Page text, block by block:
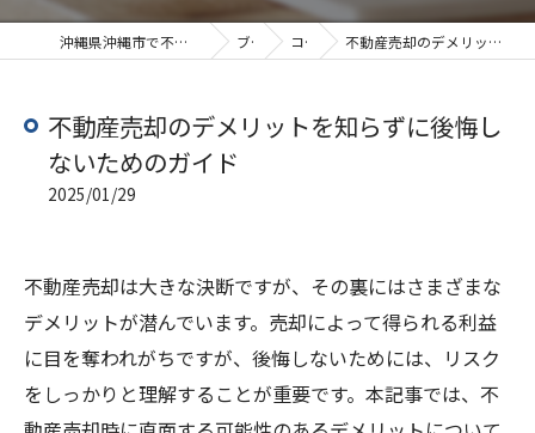
沖縄県沖縄市で不動産売却なら合同会社MYK不動産 ブログ コラム 不動産売却のデメリットを知らずに後悔しないためのガイド
不動産売却のデメリットを知らずに後悔し
ないためのガイド
2025/01/29
不動産売却は大きな決断ですが、その裏にはさまざまな
デメリットが潜んでいます。売却によって得られる利益
に目を奪われがちですが、後悔しないためには、リスク
をしっかりと理解することが重要です。本記事では、不